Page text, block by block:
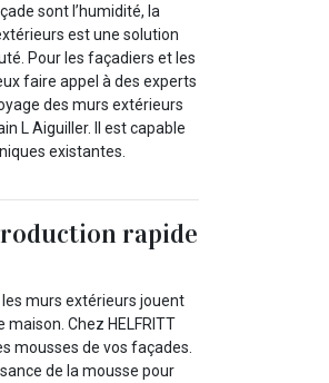
sont l’humidité, la
est une solution
Pour les façadiers et les
faire appel à des experts
des murs extérieurs
L Aiguiller. Il est capable
existantes.
rapide
murs extérieurs jouent
Chez HELFRITT
mousses de vos façades.
de la mousse pour